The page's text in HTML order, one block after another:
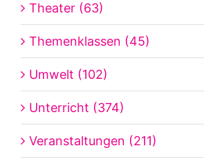
Theater (63)
Themenklassen (45)
Umwelt (102)
Unterricht (374)
Veranstaltungen (211)